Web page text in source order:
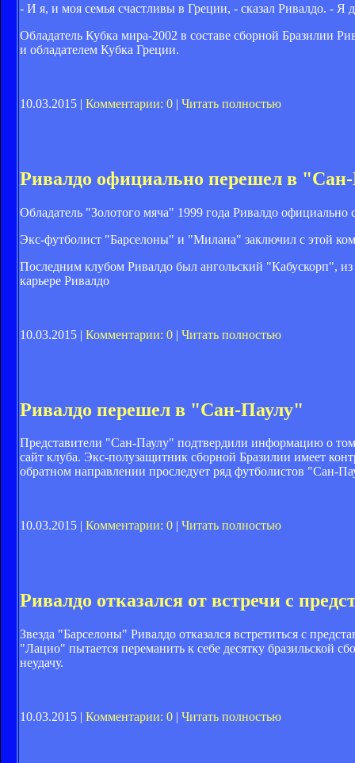
- И я, и моя семья счастливы в Греции, - сказал Ривалдо. -
Обладатель Кубка мира-2002 в составе сборной Бразилии
и обладателем Кубка Греции.
10.03.2015 | Комментарии: 0 | Читать полностью
Ривалдо официально перешел в
Обладатель "Золотого мяча" 1999 года Ривалдо
Экс-футболист "Барселоны" и "Милана" заключил с этой
Последним клубом Ривалдо был ангольский "Кабускорп",
карьере Ривалдо
10.03.2015 | Комментарии: 0 | Читать полностью
Ривалдо перешел в "Сан-Паулу"
Представители "Сан-Паулу" подтвердили информацию о
сайт клуба. Экс-полузащитник сборной Бразилии имеет
обратном направлении проследует ряд футболистов "Сан-
10.03.2015 | Комментарии: 0 Читать полностью
Ривалдо отказался от встречи с
Звезда "Барселоны" Ривалдо отказался встретиться с
"Лацио" пытается переманить к себе десятку бразильской
неудачу.
10.03.2015 | Комментарии: 0 | Читать полностью